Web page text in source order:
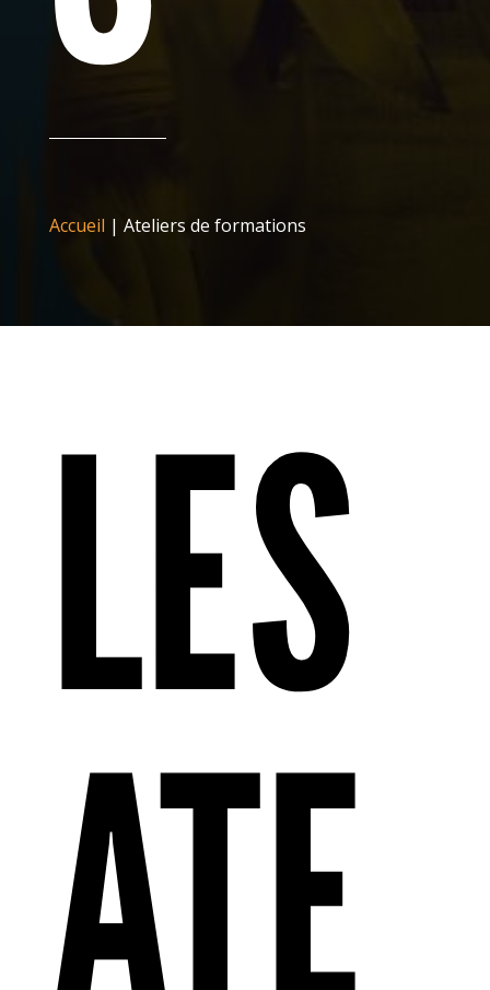
Accueil | Ateliers de formations
LES
ATE